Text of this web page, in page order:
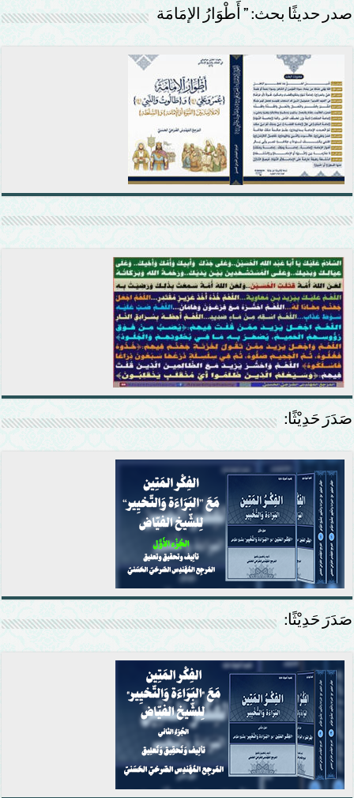
صدر حديثًا بحث: ” أَطْوَارُ الإمَامَة
صَدَرَ حَدِيْثًا:
صَدَرَ حَدِيْثًا: